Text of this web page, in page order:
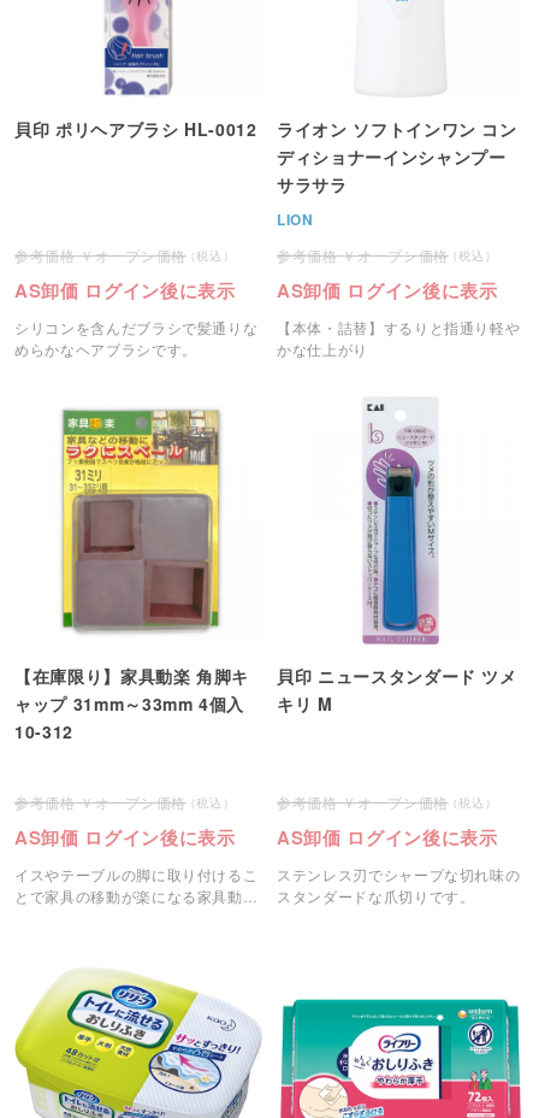
貝印 ポリヘアブラシ HL-0012
オープン価格
AS卸価 ログイン後に表示
シリコンを含んだブラシで髪通りな
めらかなヘアブラシです。
ライオン ソフトインワン コン
ディショナーインシャンプー
サラサラ
LION
オープン価格
AS卸価 ログイン後に表示
【本体・詰替】するりと指通り軽や
かな仕上がり
【在庫限り】家具動楽 角脚キ
ャップ 31mm～33mm 4個入
10-312
オープン価格
AS卸価 ログイン後に表示
イスやテーブルの脚に取り付けるこ
とで家具の移動が楽になる家具動楽
貝印 ニュースタンダード ツメ
キリ M
オープン価格
AS卸価 ログイン後に表示
ステンレス刃でシャープな切れ味の
スタンダードな爪切りです。